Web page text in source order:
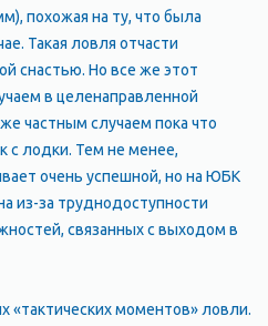
похожая на ту, что была
Такая ловля отчасти
снастью. Но все же этот
в целенаправленной
частным случаем пока что
с лодки. Тем не менее,
очень успешной, но на ЮБК
из-за труднодоступности
связанных с выходом в
«тактических моментов» ловли.